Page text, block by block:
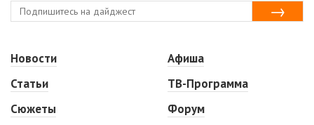
Новости
Статьи
Сюжеты
Афиша
ТВ-Программа
Форум